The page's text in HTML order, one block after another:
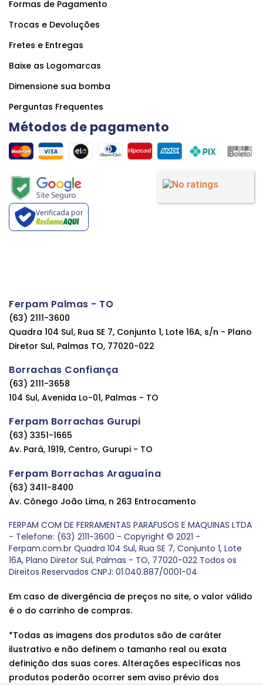
Formas de Pagamento
Trocas e Devoluções
Fretes e Entregas
Baixe as Logomarcas
Dimensione sua bomba
Perguntas Frequentes
Métodos de pagamento
Verificada por
Ferpam Palmas - TO
(63) 2111-3600
Quadra 104 Sul, Rua SE 7, Conjunto 1, Lote 16A, s/n - Plano
Diretor Sul, Palmas TO, 77020-022
Borrachas Confiança
(63) 2111-3658
104 Sul, Avenida Lo-01, Palmas - TO
Ferpam Borrachas Gurupi
(63) 3351-1665
Av. Pará, 1919, Centro, Gurupi - TO
Ferpam Borrachas Araguaína
(63) 3411-8400
Av. Cônego João Lima, n 263 Entrocamento
FERPAM COM DE FERRAMENTAS PARAFUSOS E MAQUINAS LTDA
- Telefone: (63) 2111-3600 - Copyright © 2021 -
Ferpam.com.br Quadra 104 Sul, Rua SE 7, Conjunto 1, Lote
16A, Plano Diretor Sul, Palmas - TO, 77020-022 Todos os
Direitos Reservados CNPJ: 01.040.887/0001-04
Em caso de divergência de preços no site, o valor válido
é o do carrinho de compras.
*Todas as imagens dos produtos são de caráter
ilustrativo e não definem o tamanho real ou exata
definição das suas cores. Alterações específicas nos
produtos poderão ocorrer sem aviso prévio dos